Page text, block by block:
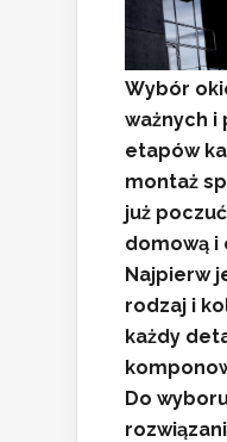
Wybór
ważnych i
etapów
montaż
już
domową i
Najpierw
rodzaj i
każdy
Do